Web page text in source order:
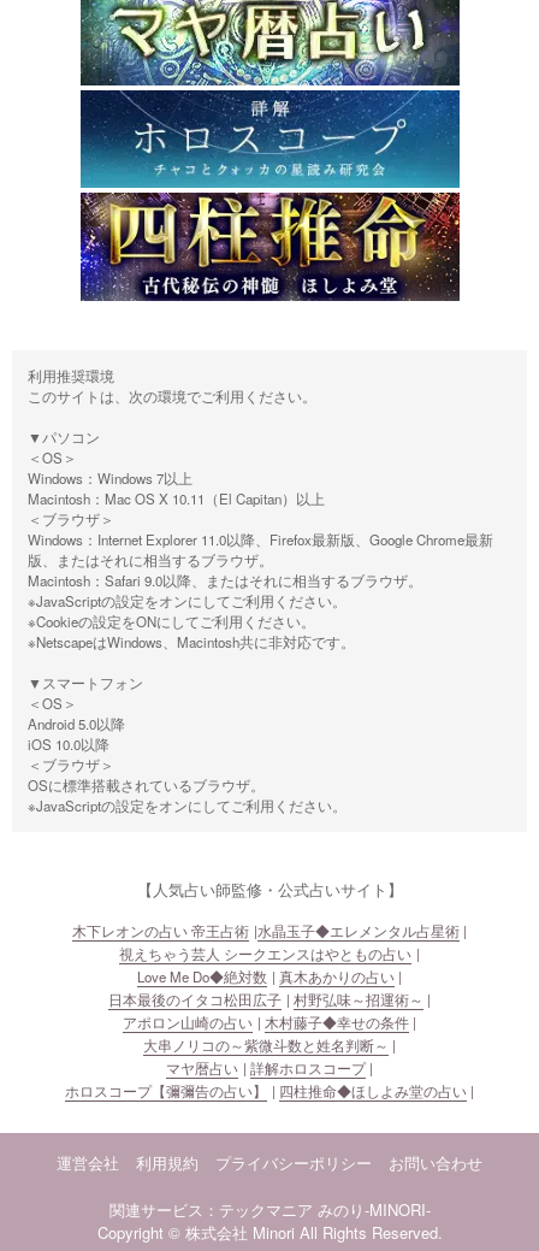
利用推奨環境
このサイトは、次の環境でご利用ください。
▼パソコン
＜OS＞
Windows：Windows 7以上
Macintosh：Mac OS X 10.11（El Capitan）以上
＜ブラウザ＞
Windows：Internet Explorer 11.0以降、Firefox最新版、Google Chrome最新
版、またはそれに相当するブラウザ。
Macintosh：Safari 9.0以降、またはそれに相当するブラウザ。
※JavaScriptの設定をオンにしてご利用ください。
※Cookieの設定をONにしてご利用ください。
※NetscapeはWindows、Macintosh共に非対応です。
▼スマートフォン
＜OS＞
Android 5.0以降
iOS 10.0以降
＜ブラウザ＞
OSに標準搭載されているブラウザ。
※JavaScriptの設定をオンにしてご利用ください。
【人気占い師監修・公式占いサイト】
木下レオンの占い 帝王占術 水晶玉子◆エレメンタル占星術
視えちゃう芸人 シークエンスはやともの占い
Love Me Do◆絶対数
真木あかりの占い
日本最後のイタコ松田広子
村野弘味～招運術～
アポロン山崎の占い
木村藤子◆幸せの条件
大串ノリコの～紫微斗数と姓名判断～
マヤ暦占い
詳解ホロスコープ
ホロスコープ【彌彌告の占い】
四柱推命◆ほしよみ堂の占い
運営会社 利用規約 プライバシーポリシー お問い合わせ
関連サービス：テックマニア みのり-MINORI-
Copyright © 株式会社 Minori All Rights Reserved.